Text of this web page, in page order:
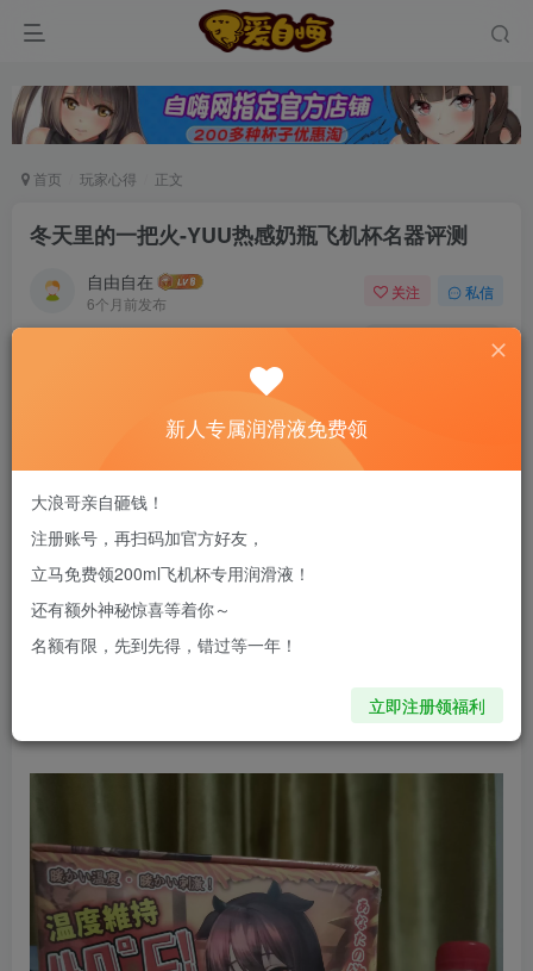
首页 玩家心得 正文
冬天里的一把火-YUU热感奶瓶飞机杯名器评测
自由自在
6个月前发布
关注 私信
新老司机速来！注册自嗨网+扫码加好友，即
送200ml润滑液→
不用加热棒一键加热的优点便体现出来了。
今天评测的主角便是热热系列的衍生产品：YUU热
感奶瓶。
新人专属润滑液免费领
大浪哥亲自砸钱！
注册账号，再扫码加官方好友，
立马免费领200ml飞机杯专用润滑液！
还有额外神秘惊喜等着你～
名额有限，先到先得，错过等一年！
立即注册领福利